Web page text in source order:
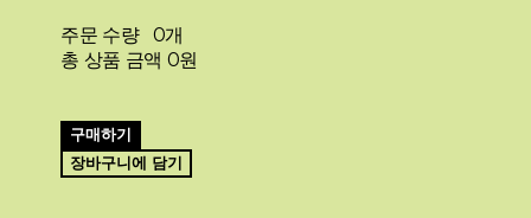
주문 수량
0개
총 상품 금액 0원
구매하기
장바구니에 담기